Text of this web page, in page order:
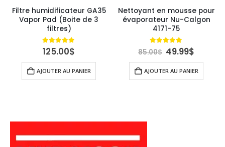
Filtre humidificateur GA35
Vapor Pad (Boite de 3
filtres)
5.00 out of 5
125.00$
AJOUTER AU PANIER
Nettoyant en mousse pour
évaporateur Nu-Calgon
4171-75
4.89 out of 5
85.00$ Le
prix
initial
était :
85.00$.
49.99$Le
prix
actuel
est :
49.99$.
AJOUTER AU PANIER